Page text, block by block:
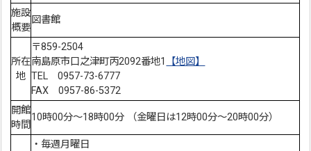
施設
概要
図書館
所在
地
〒859-2504
南島原市口之津町丙2092番地1
【地図】
TEL 0957-73-6777
FAX 0957-86-5372
開館
時間
10時00分～18時00分 （金曜日は12時00分～20時00分）
・毎週月曜日